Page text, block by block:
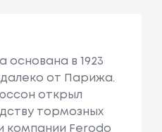
основана в 1923
от Парижа.
открыл
тормозных
компании Ferodo